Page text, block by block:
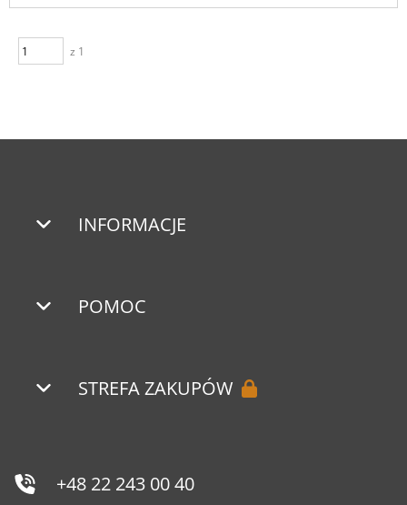
z 1
INFORMACJE
POMOC
STREFA ZAKUPÓW
+48 22 243 00 40